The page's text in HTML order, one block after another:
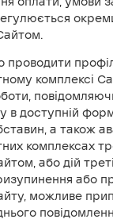
проводити
комплексі
в доступній
а також
комплексах
або дій
або
можливе